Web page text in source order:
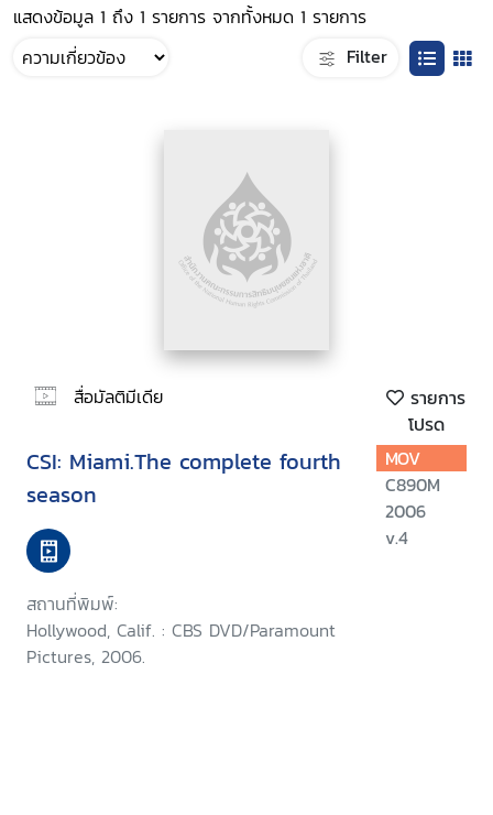
แสดงข้อมูล 1 ถึง 1 รายการ จากทั้งหมด 1 รายการ
Filter
สื่อมัลติมีเดีย
รายการ
โปรด
CSI: Miami.The complete fourth
season
สถานที่พิมพ์:
Hollywood, Calif. : CBS DVD/Paramount
Pictures, 2006.
MOV
C890M
2006
v.4